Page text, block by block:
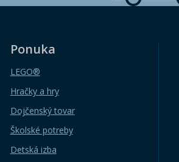
Ponuka
LEGO®
Hračky a hry
Dojčenský tovar
Školské potreby
Detská izba